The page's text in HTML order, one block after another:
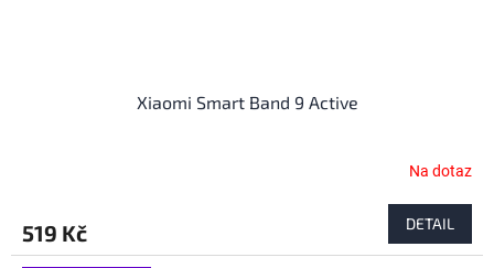
Xiaomi Smart Band 9 Active
Na dotaz
519 Kč DETAIL